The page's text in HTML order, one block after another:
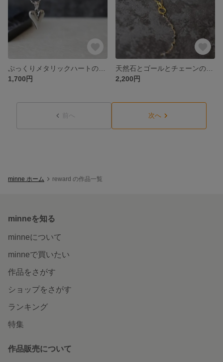
1,700円
2,200円
前へ 次へ
minne ホーム reward の作品一覧
minneを知る
minneについて
minneで買いたい
作品をさがす
ショップをさがす
ランキング
特集
作品販売について